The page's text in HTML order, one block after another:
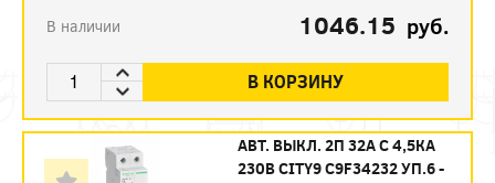
В наличии 1046.15 руб.
В КОРЗИНУ
АВТ. ВЫКЛ. 2П 32А С 4,5КА
230В CITY9 C9F34232 УП.6 -